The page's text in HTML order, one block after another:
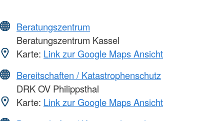
Beratungszentrum
Beratungszentrum Kassel
Karte: Link zur Google Maps Ansicht
Bereitschaften / Katastrophenschutz
DRK OV Philippsthal
Karte: Link zur Google Maps Ansicht